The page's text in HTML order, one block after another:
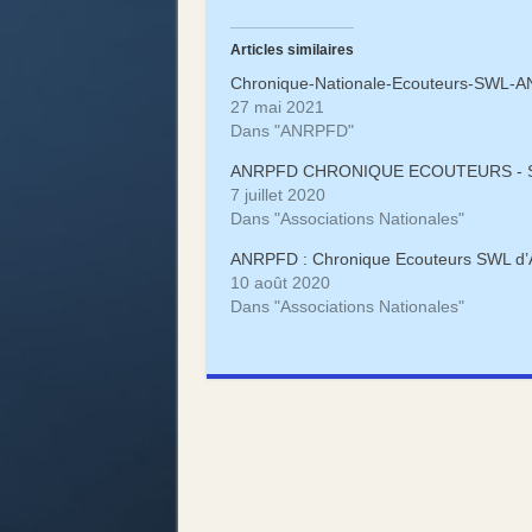
une
fenêtre)
une
fenêtre)
Articles similaires
Chronique-Nationale-Ecouteurs-SWL-
27 mai 2021
Dans "ANRPFD"
ANRPFD CHRONIQUE ECOUTEURS -
7 juillet 2020
Dans "Associations Nationales"
ANRPFD : Chronique Ecouteurs SWL
10 août 2020
Dans "Associations Nationales"